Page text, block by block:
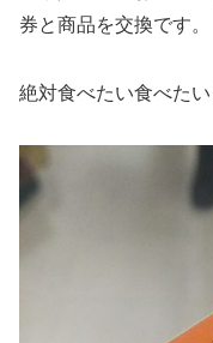
券と商品を交換です。
絶対食べたい食べた